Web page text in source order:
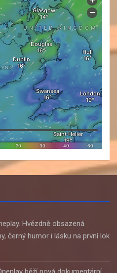
Hvězdně obsazená
černý humor i lásku na první lok